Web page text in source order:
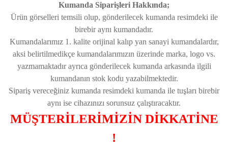
Kumanda Siparişleri Hakkında;
Ürün görselleri temsili olup, gönderilecek kumanda resimdeki ile
birebir aynı kumandadır.
Kumandalarımız 1. kalite orijinal kalıp yan sanayi kumandalardır,
aksi belirtilmedikçe kumandalarımızın üzerinde marka, logo vs.
yazmamaktadır ayrıca gönderilecek kumanda arkasında ilgili
kumandanın stok kodu yazabilmektedir.
Sipariş vereceğiniz kumanda resimdeki kumanda ile tuşları birebir
aynı ise cihazınızı sorunsuz çalıştıracaktır.
MÜŞTERİLERİMİZİN DİKKATİNE
!